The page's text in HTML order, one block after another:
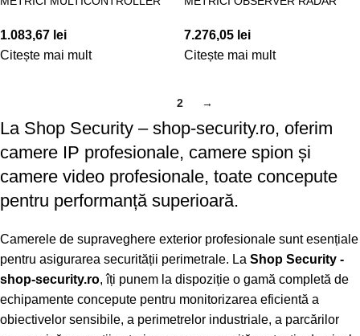
1.083,67 lei
Citește mai mult
7.276,05 lei
Citește mai mult
2 →
La Shop Security – shop-security.ro, oferim
camere IP profesionale, camere spion și
camere video profesionale, toate concepute
pentru performanță superioară.
Camerele de supraveghere exterior profesionale sunt esențiale
pentru asigurarea securității perimetrale. La Shop Security -
shop-security.ro, îți punem la dispoziție o gamă completă de
echipamente concepute pentru monitorizarea eficientă a
obiectivelor sensibile, a perimetrelor industriale, a parcărilor